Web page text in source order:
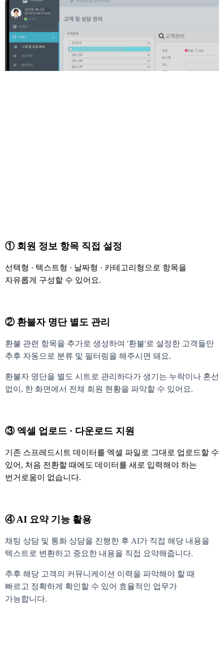
① 회원 정보 항목 직접 설정
선택형 · 텍스트형 · 날짜형 · 카테고리형으로 항목을
자유롭게 구성할 수 있어요.
② 환불자 명단 별도 관리
환불 관련 항목을 추가로 생성하여 '환불'로 설정한 고객들만
추후 자동으로 분류 및 필터링을 해주시면 돼요.
환불자 명단을 별도 시트로 관리하다가 생기는 누락이나 혼선
없이, 한 화면에서 전체 회원 현황을 파악할 수 있어요.
③ 엑셀 업로드 · 다운로드 지원
기존 스프레드시트 데이터를 엑셀 파일로 그대로 업로드할 수
있어, 처음 전환할 때에도 데이터를 새로 입력해야 하는
번거로움이 없습니다.
④ AI 요약 기능 활용
채팅 상담 및 통화 상담을 진행한 후 AI가 직접 해당 내용을
텍스트로 변환하고 중요한 내용을 직접 요약해줍니다.
추후 해당 고객의 커뮤니케이션 이력을 파악해야 할 때
빠르고 정확하게 확인할 수 있어 효율적인 업무가
가능합니다.